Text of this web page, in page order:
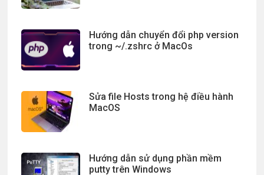
Hướng dẫn chuyển đổi php version
trong ~/.zshrc ở MacOs
Sửa file Hosts trong hệ điều hành
MacOS
Hướng dẫn sử dụng phần mềm
putty trên Windows